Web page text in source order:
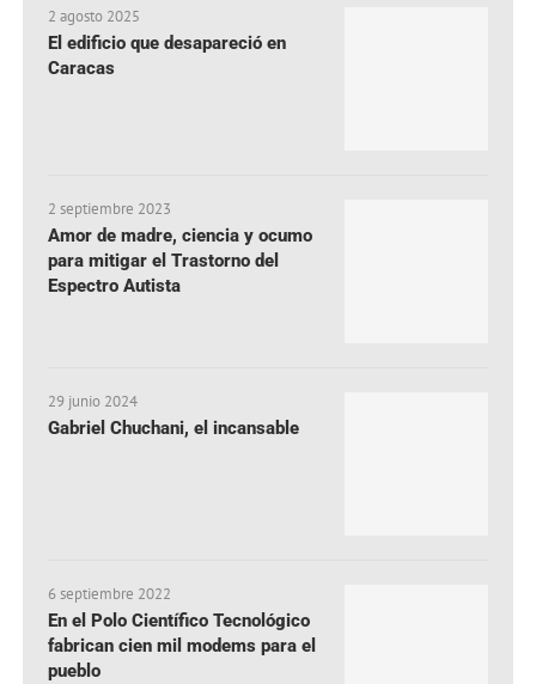
2 agosto 2025
El edificio que desapareció en
Caracas
2 septiembre 2023
Amor de madre, ciencia y ocumo
para mitigar el Trastorno del
Espectro Autista
29 junio 2024
Gabriel Chuchani, el incansable
6 septiembre 2022
En el Polo Científico Tecnológico
fabrican cien mil modems para el
pueblo